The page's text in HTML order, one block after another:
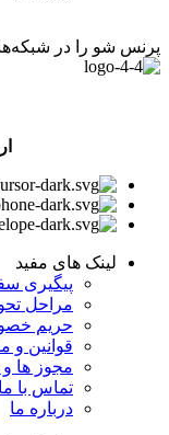
پرنس شو را در
لینک های مفید
پیگیری
مراحل
حریم
قوانین و
مجوز ها
تماس با ما
درباره ما